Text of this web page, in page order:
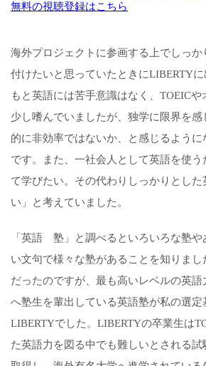
無料の視聴登録はこちら
海外プロジェクトに参画する上でしっか
付けたいと思っていたときにLIBERTY
もと英語には苦手意識はなく、TOEIC
少し嗜んでいましたが、独学に限界を感
的に非効率ではないか、と感じるよう
です。また、一社会人として英語を使
て学びたい。その代わりしっかりとした
い」と考えていました。
「英語 塾」と調べるといろいろな塾や
い文句で様々な塾があることを知りま
だったのですが、最も高いレベルの英
へ塾生を輩出している英語塾が私の選
LIBERTYでした。LIBERTYの卒業生は
た英語力を図る中でも難しいとされる